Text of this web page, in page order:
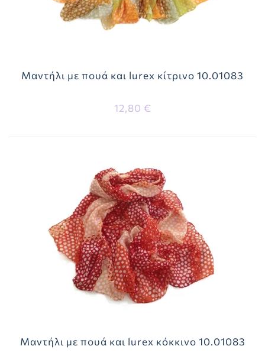
Μαντήλι με πουά και lurex κίτρινο 10.01083
12,80 €
Μαντήλι με πουά και lurex κόκκινο 10.01083